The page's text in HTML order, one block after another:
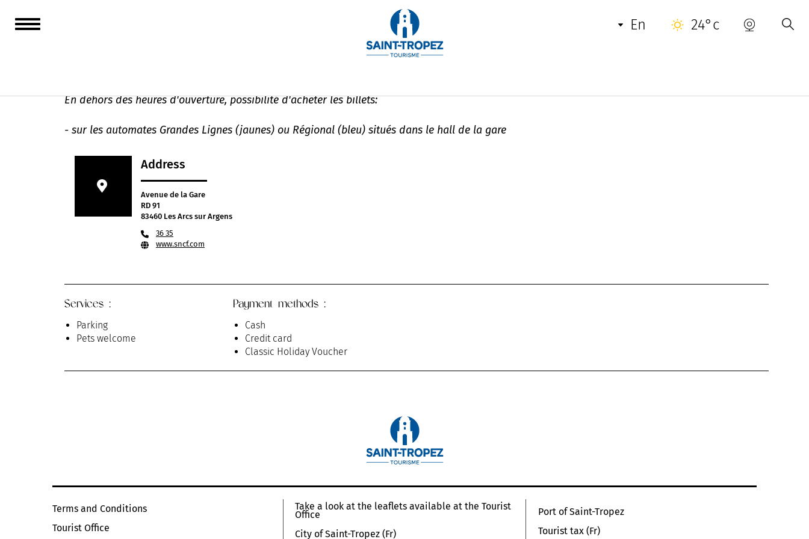
en 24°c
Gare SNCF Les Arcs / Draguignan
En dehors des heures d'ouverture, possibilité d'acheter les billets:
- sur les automates Grandes Lignes (jaunes) ou Régional (bleu) situés dans le hall de la gare
Address
Avenue de la Gare
RD 91
83460 Les Arcs sur Argens
36 35
www.sncf.com
Services :
Parking
Pets welcome
Payment methods :
Cash
Credit card
Classic Holiday Voucher
Terms and Conditions
Tourist Office
Take a look at the leaflets available at the Tourist
Office
City of Saint-Tropez (Fr)
Port of Saint-Tropez
Tourist tax (Fr)